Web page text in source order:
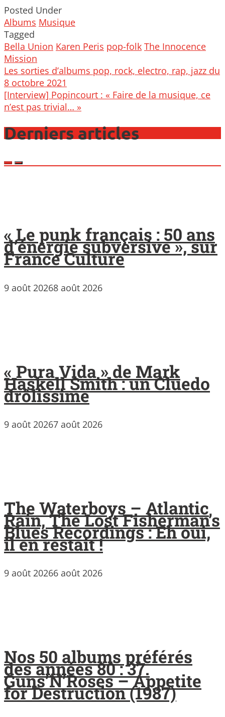
Posted Under
Albums Musique
Tagged
Bella Union Karen Peris pop-folk The Innocence
Mission
Post
navigation
Les sorties d’albums pop, rock, electro, rap, jazz du
8 octobre 2021
[Interview] Popincourt : « Faire de la musique, ce
n’est pas trivial… »
Derniers articles
« Le punk français : 50 ans
d’énergie subversive », sur
France Culture
9 août 20268 août 2026
« Pura Vida » de Mark
Haskell Smith : un Cluedo
drôlissime
9 août 20267 août 2026
The Waterboys – Atlantic
Rain, The Lost Fisherman’s
Blues Recordings : Eh oui,
il en restait !
9 août 20266 août 2026
Nos 50 albums préférés
des années 80 : 37.
Guns’N’Roses – Appetite
for Destruction (1987)